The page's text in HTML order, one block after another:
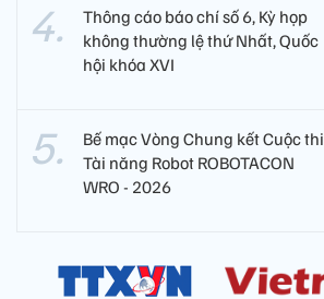
Thông cáo báo chí số 6, Kỳ họp
không thường lệ thứ Nhất, Quốc
hội khóa XVI
Bế mạc Vòng Chung kết Cuộc thi
Tài năng Robot ROBOTACON
WRO - 2026